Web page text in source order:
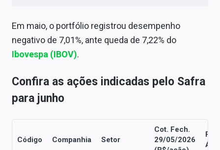
Em maio, o portfólio registrou desempenho
negativo de 7,01%, ante queda de 7,22% do
Ibovespa (IBOV).
Confira as ações indicadas pelo Safra
para junho
Código Companhia Setor
Cot. Fech.
29/05/2026